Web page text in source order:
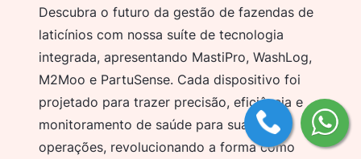
Descubra o futuro da gestão de fazendas de
laticínios com nossa suíte de tecnologia
integrada, apresentando MastiPro, WashLog,
M2Moo e PartuSense. Cada dispositivo foi
projetado para trazer precisão, eficiência e
monitoramento de saúde para suas
operações, revolucionando a forma como